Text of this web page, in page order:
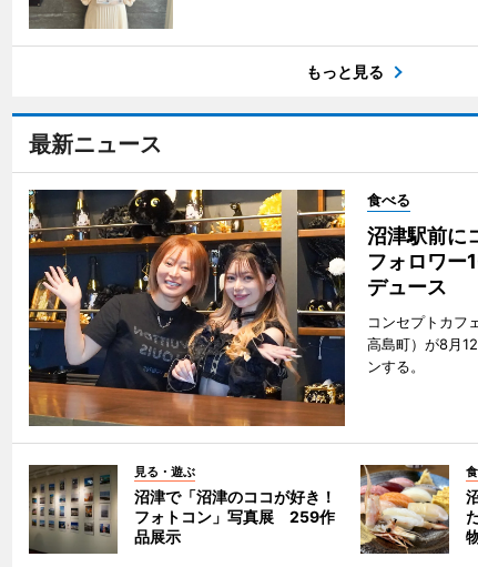
もっと見る
最新ニュース
食べる
沼津駅前に
フォロワー
デュース
コンセプトカフ
高島町）が8月
ンする。
見る・遊ぶ
沼津で「沼津のココが好き！
フォトコン」写真展 259作
品展示